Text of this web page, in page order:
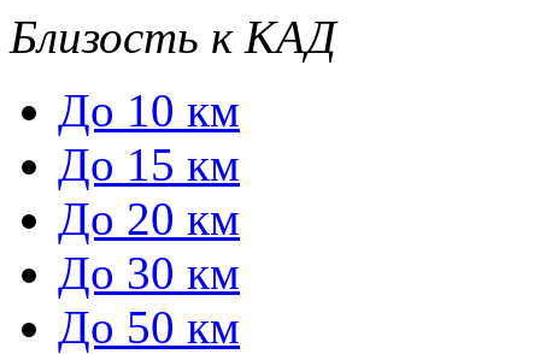
Близость к КАД
До 10 км
До 15 км
До 20 км
До 30 км
До 50 км